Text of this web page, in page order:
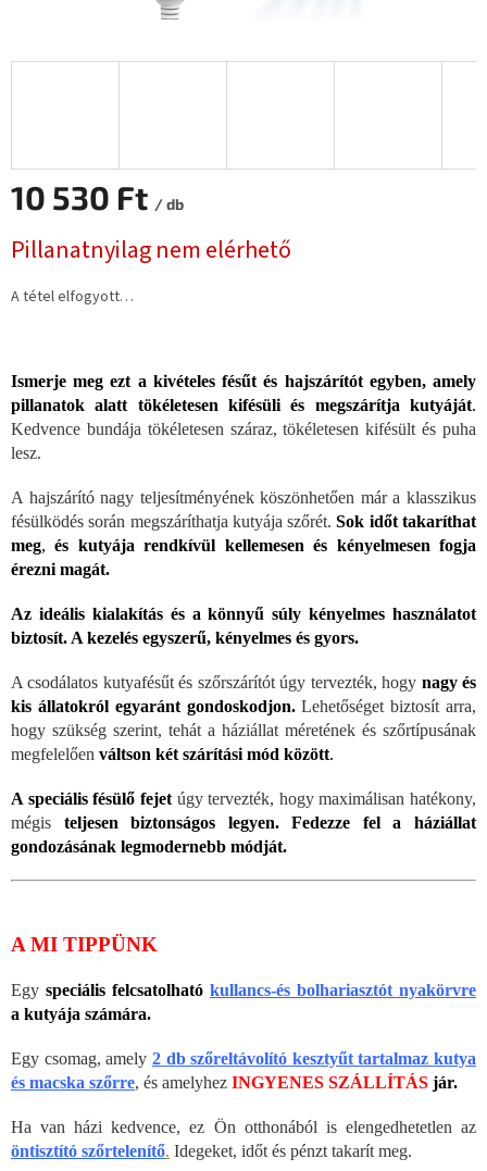
10 530 Ft / db
Pillanatnyilag nem elérhető
A tétel elfogyott…
Ismerje meg ezt a kivételes fésűt és hajszárítót egyben, amely
pillanatok alatt tökéletesen kifésüli és megszárítja kutyáját.
Kedvence bundája tökéletesen száraz, tökéletesen kifésült és puha
lesz.
A hajszárító nagy teljesítményének köszönhetően már a klasszikus
fésülködés során megszáríthatja kutyája szőrét.Sok időt takaríthat
meg,és kutyája rendkívül kellemesen és kényelmesen fogja
érezni magát.
Az ideális kialakítás és a könnyű súly kényelmes használatot
biztosít. A kezelés egyszerű, kényelmes és gyors.
A csodálatos kutyafésűt és szőrszárítót úgy tervezték, hogy nagy és
kis állatokról egyaránt gondoskodjon. Lehetőséget biztosít arra,
hogy szükség szerint, tehát a háziállat méretének és szőrtípusának
megfelelően váltson két szárítási mód között.
A speciális fésülő fejetúgy tervezték, hogy maximálisan hatékony,
mégis teljesen biztonságos legyen. Fedezze fel a háziállat
gondozásának legmodernebb módját.
A MI TIPPÜNK
Egy speciális felcsatolható kullancs-és bolhariasztót nyakörvre
a kutyája számára.
Egy csomag, amely 2 db szőreltávolító kesztyűt tartalmaz kutya
és macska szőrre, és amelyhez INGYENES SZÁLLÍTÁS jár.
Ha van házi kedvence, ez Ön otthonából is elengedhetetlen az
öntisztító szőrtelenítő. Idegeket, időt és pénzt takarít meg.